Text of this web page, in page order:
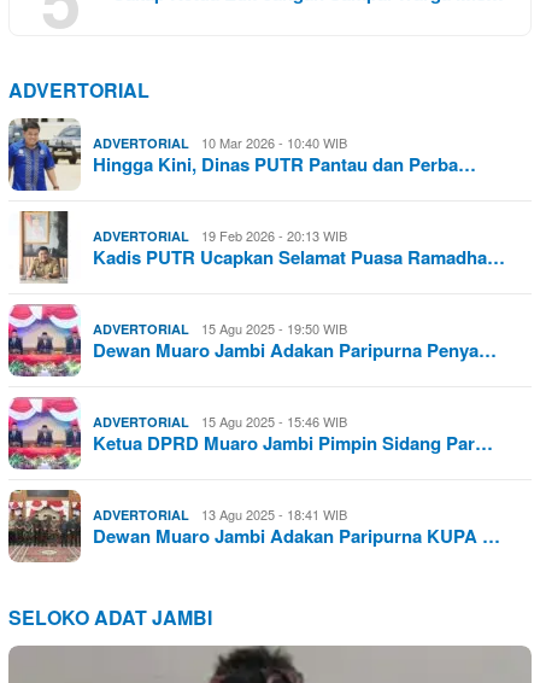
ADVERTORIAL
ADVERTORIAL 10 Mar 2026 - 10:40 WIB
Hingga Kini, Dinas PUTR Pantau dan Perba…
ADVERTORIAL 19 Feb 2026 - 20:13 WIB
Kadis PUTR Ucapkan Selamat Puasa Ramadha…
ADVERTORIAL 15 Agu 2025 - 19:50 WIB
Dewan Muaro Jambi Adakan Paripurna Penya…
ADVERTORIAL 15 Agu 2025 - 15:46 WIB
Ketua DPRD Muaro Jambi Pimpin Sidang Par…
ADVERTORIAL 13 Agu 2025 - 18:41 WIB
Dewan Muaro Jambi Adakan Paripurna KUPA …
SELOKO ADAT JAMBI